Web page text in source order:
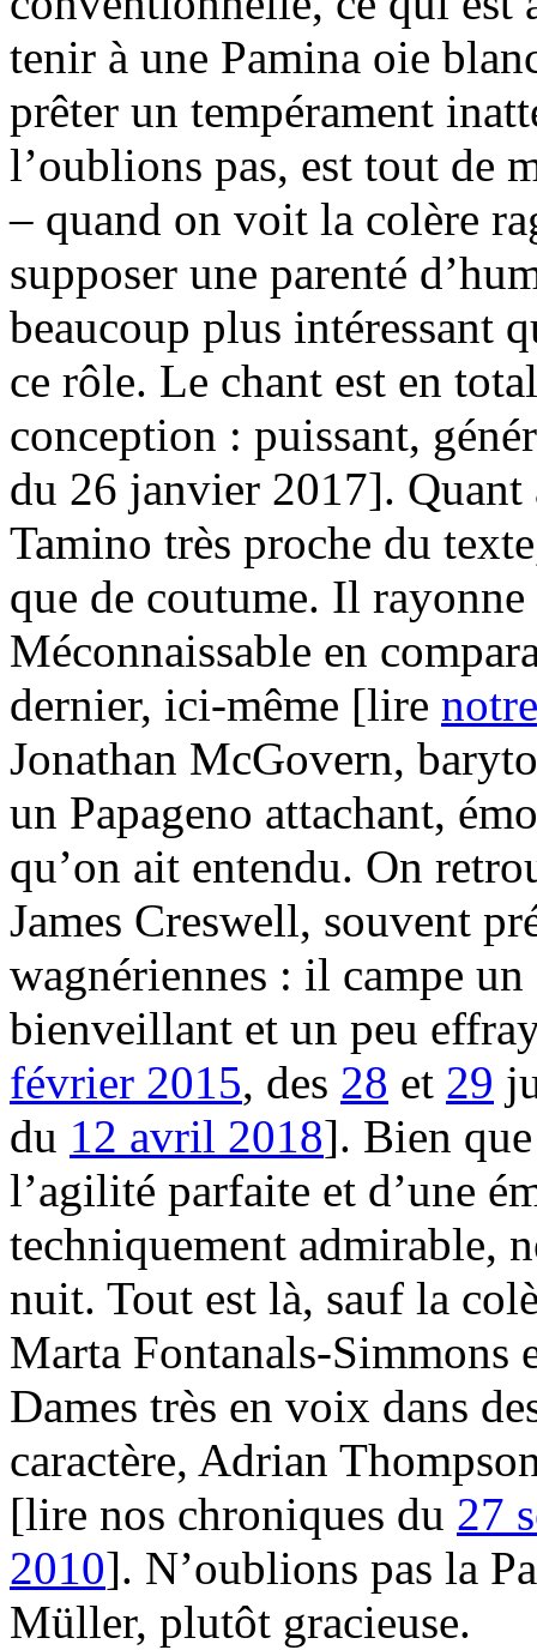
tenir à une Pamina oie
prêter un tempérament
l’oublions pas, est tout de
– quand on voit la colère
supposer une parenté
beaucoup plus intéressant
ce rôle. Le chant est en
conception : puissant,
du 26 janvier 2017].
Tamino très proche du
que de coutume. Il
Méconnaissable en
dernier, ici-même [lire
Jonathan McGovern,
un Papageno attachant,
qu’on ait entendu. On
James Creswell, souvent
wagnériennes : il campe
bienveillant et un peu
février 2015, des 28 et 29
du 12 avril 2018]. Bien
l’agilité parfaite et d’une
techniquement admirable,
nuit. Tout est là, sauf la
Marta Fontanals-Simmons
Dames très en voix dans
caractère, Adrian
[lire nos chroniques du 27
2010]. N’oublions pas la
Müller, plutôt gracieuse.